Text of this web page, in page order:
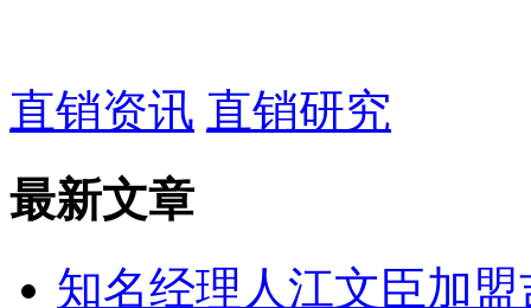
直销资讯 直销研究
最新文章
知名经理人江文臣加盟